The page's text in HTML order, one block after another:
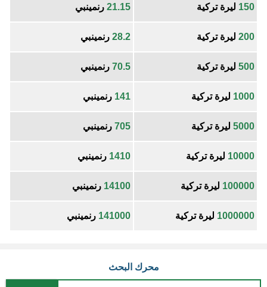
150 ليرة تركية 21.15 رنمينبي
200 ليرة تركية 28.2 رنمينبي
500 ليرة تركية 70.5 رنمينبي
1000 ليرة تركية 141 رنمينبي
5000 ليرة تركية 705 رنمينبي
10000 ليرة تركية 1410 رنمينبي
100000 ليرة تركية 14100 رنمينبي
1000000 ليرة تركية 141000 رنمينبي
محرك البحث